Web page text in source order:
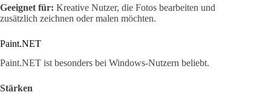
Geeignet für: Kreative Nutzer, die Fotos bearbeiten und
zusätzlich zeichnen oder malen möchten.
Paint.NET
Paint.NET ist besonders bei Windows-Nutzern beliebt.
Stärken